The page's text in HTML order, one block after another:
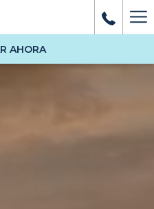
AHORA